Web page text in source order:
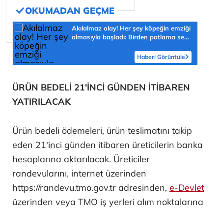
Akılalmaz olay! Her şey köpeğin emziği
almasıyla başladı: Birden patlama sesi
Haberi Görüntüle
ÜRÜN BEDELİ 21'İNCİ GÜNDEN İTİBAREN
YATIRILACAK
Ürün bedeli ödemeleri, ürün teslimatını takip
eden 21'inci günden itibaren üreticilerin banka
hesaplarına aktarılacak. Üreticiler
randevularını, internet üzerinden
https://randevu.tmo.gov.tr adresinden, e-Devlet
üzerinden veya TMO iş yerleri alım noktalarına